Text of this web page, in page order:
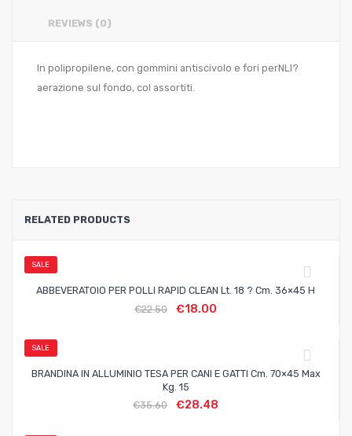
REVIEWS (0)
In polipropilene, con gommini antiscivolo e fori perNLl?
aerazione sul fondo, col assortiti.
RELATED PRODUCTS
SALE
ABBEVERATOIO PER POLLI RAPID CLEAN Lt. 18 ? Cm. 36×45 H
€22.50 €18.00
SALE
BRANDINA IN ALLUMINIO TESA PER CANI E GATTI Cm. 70×45 Max
Kg. 15
€35.60 €28.48